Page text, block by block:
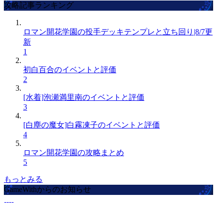
攻略記事ランキング
ロマン開花学園の投手デッキテンプレと立ち回り|8/7更
新
1
初白百合のイベントと評価
2
[水着]泡瀬満里南のイベントと評価
3
[白塵の魔女]白霧凍子のイベントと評価
4
ロマン開花学園の攻略まとめ
5
もっとみる
GameWithからのお知らせ